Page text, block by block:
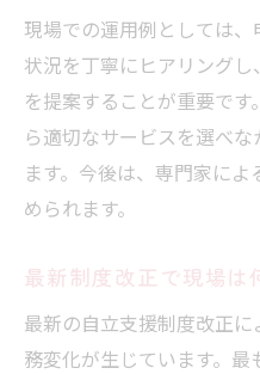
現場での運用例としては
状況を丁寧にヒアリング
を提案することが重要で
ら適切なサービスを選べ
ます。今後は、専門家に
められます。
最新制度改正で現場は
最新の自立支援制度改正
務変化が生じています。